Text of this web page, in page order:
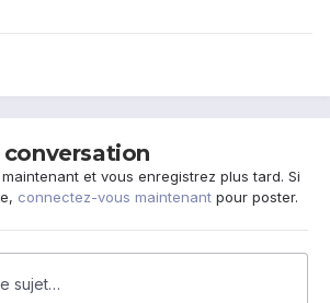
et vous enregistrez plus tard. Si
connectez-vous maintenant pour poster.
sujet…